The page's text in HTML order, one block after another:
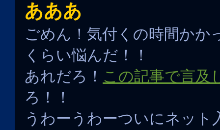
あああ
ごめん！気付くの時間かか
くらい悩んだ！！
あれだろ！ この記事で言及
ろ！！
うわーうわーついにネット